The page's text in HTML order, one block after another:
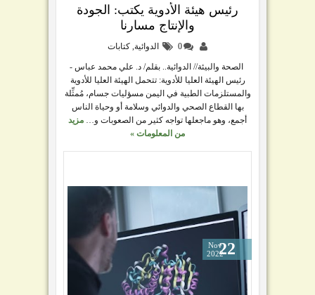
رئيس هيئة الأدوية يكتب: الجودة
والإنتاج مسارنا
0 الدوائية كتابات
الصحة والبيئة// الدوائية.. بقلم/ د. علي محمد عباس -
رئيس الهيئة العليا للأدوية: تتحمل الهيئة العليا للأدوية
والمستلزمات الطبية في اليمن مسؤليات جسام، مُمثِّلة
بها القطاع الصحي والدوائي وسلامة أو وحياة الناس
أجمع، وهو ماجعلها تواجه كثير من الصعوبات و…
مزيد
من المعلومات »
22
Nov
2022